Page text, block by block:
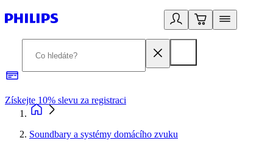
Získejte 10% slevu za registraci
Soundbary a systémy domácího zvuku